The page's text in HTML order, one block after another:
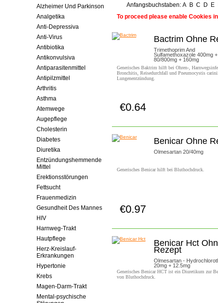
Alzheimer Und Parkinson
Analgetika
Anti-Depressiva
Anti-Virus
Antibiotika
Antikonvulsiva
Antiparasitenmittel
Antipilzmittel
Arthritis
Asthma
Atemwege
Augepflege
Cholesterin
Diabetes
Diuretika
Entzündungshemmende
Mittel
Erektionsstörungen
Fettsucht
Frauenmedizin
Gesundheit Des Mannes
HIV
Harnweg-Trakt
Hautpflege
Herz-Kreislauf-
Erkrankungen
Hypertonie
Krebs
Magen-Darm-Trakt
Mental-psychische
Anfangsbuchstaben: A B C D E
To proceed please enable Cookies
Bactrim Ohne
Trimethoprim And
Sulfamethoxazole 400mg +
80/800mg + 160mg
Generisches Baktrim hilft bei Ohren-,
Bronchitis, Reisedurchfall und Pneumocystis
Lungenentzündung.
€0.64
Benicar Ohne
Olmesartan 20/40mg
Generisches Benicar hilft bei Bluthochdruck.
€0.97
Benicar Hct
Rezept
Olmesartan -
20mg + 12.5mg
Generisches Benicar HCT ist ein Diuretikum zur
von Bluthochdruck.